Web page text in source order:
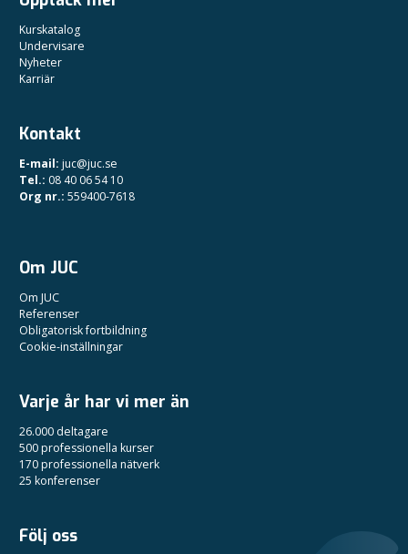
Kurskatalog
Undervisare
Nyheter
Karriär
Kontakt
E-mail: juc@juc.se
Tel.: 08 40 06 54 10
Org nr.: 559400-7618
Om JUC
Om JUC
Referenser
Obligatorisk fortbildning
Cookie-inställningar
Varje år har vi mer än
26.000 deltagare
500 professionella kurser
170 professionella nätverk
25 konferenser
Följ oss